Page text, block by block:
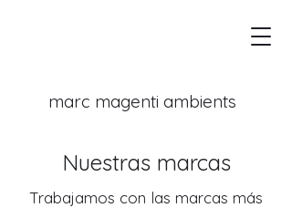
marc magenti ambients
Nuestras marcas
Trabajamos con las marcas más